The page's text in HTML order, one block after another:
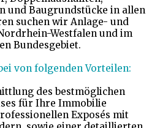
und Baugrundstücke in allen
suchen wir Anlage- und
Westfalen und im
Bundesgebiet.
von folgenden Vorteilen:
des bestmöglichen
für Ihre Immobilie
Exposés mit